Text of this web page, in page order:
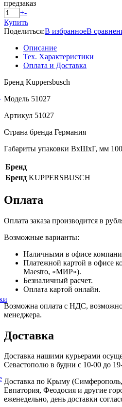
предзаказ
+-
Купить
Поделиться:В избранноеВ
Описание
Тех. Характеристики
Оплата и Доставка
Бренд Kuppersbusch
Модель 51027
Артикул 51027
Страна бренда Германия
Габариты упаковки ВхШхГ, мм
Бренд
Бренд KUPPERSBUSCH
Оплата
Оплата заказа производится в
Возможные варианты:
Наличными в офисе
Платежной картой в офисе
Maestro, «МИР»).
Безналичный расчет.
Оплата картой онлайн.
Возможна оплата с НДС,
менеджера.
Доставка
Доставка нашими курьерами
Севастополю в будни с 10-00 до
Доставка по Крыму
Евпатория, Феодосия и другие
еженедельно, день доставки